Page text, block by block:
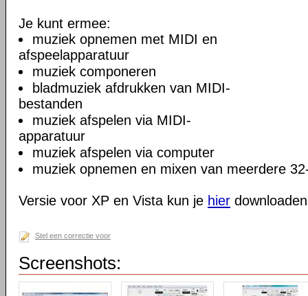
Je kunt ermee:
muziek opnemen met MIDI en
afspeelapparatuur
muziek componeren
bladmuziek afdrukken van MIDI-
bestanden
muziek afspelen via MIDI-
apparatuur
muziek afspelen via computer
muziek opnemen en mixen van meerdere
Versie voor XP en Vista kun je hier
Stel een correctie voor
Screenshots: